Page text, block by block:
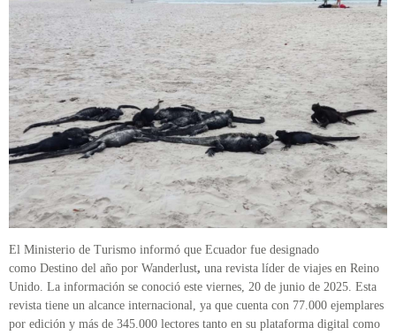
El Ministerio de Turismo informó que Ecuador fue designado
como Destino del año por Wanderlust, una revista líder de viajes en Reino
Unido. La información se conoció este viernes, 20 de junio de 2025. Esta
revista tiene un alcance internacional, ya que cuenta con 77.000 ejemplares
por edición y más de 345.000 lectores tanto en su plataforma digital como